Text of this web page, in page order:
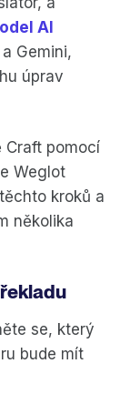
AI
Gemini,
úprav
Craft pomocí
Weglot
kroků a
několika
se, který
bude mít